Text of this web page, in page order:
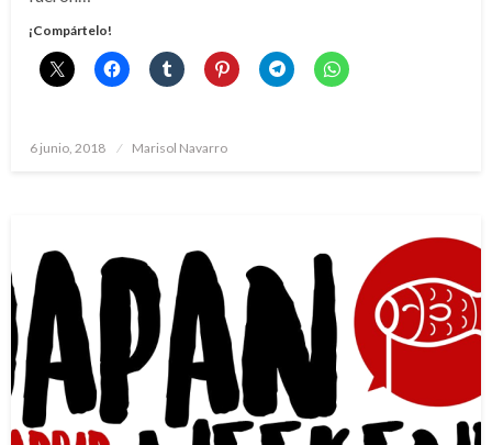
¡Compártelo!
Publicado
6 junio, 2018 Marisol Navarro